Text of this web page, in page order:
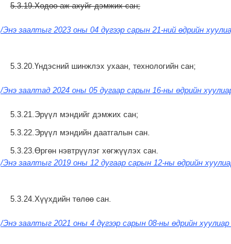
5.3.19.Хөдөө аж ахуйг дэмжих сан;
/Энэ заалтыг 2023 оны 04 дүгээр сарын 21-ний өдрийн
5.3.20.Үндэсний шинжлэх ухаан, технологийн сан;
/Энэ заалтад 2024 оны 05 дугаар сарын 16-ны өдрийн
5.3.21.Эрүүл мэндийг дэмжих сан;
5.3.22.Эрүүл мэндийн даатгалын сан.
5.3.23.Өргөн нэвтрүүлэг хөгжүүлэх сан.
/Энэ заалтыг 2019 оны 12 дугаар сарын 12-ны өдрийн
5.3.24.Хүүхдийн төлөө сан.
/Энэ заалтыг 2021 оны 4 дүгээр сарын 08-ны өдрийн хуулиар